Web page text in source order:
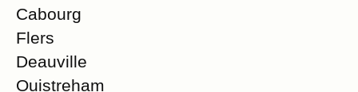
Cabourg
Flers
Deauville
Ouistreham